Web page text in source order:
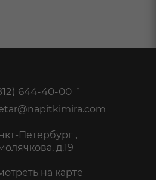
644-40-00
Петербург ,
д.19
на карте